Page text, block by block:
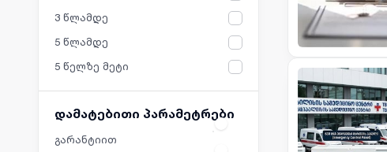
3 წლამდე
5 წლამდე
5 წელზე მეტი
დამატებითი პარამეტრები
გარანტიით